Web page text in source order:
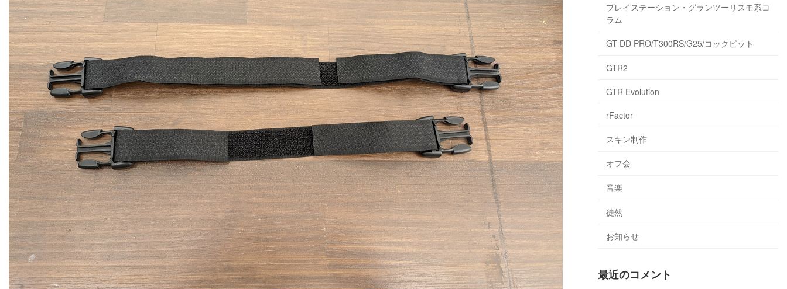
プレイステーション・グランツーリスモ系コ
ラム
GT DD PRO/T300RS/G25/コックピット
GTR2
GTR Evolution
rFactor
スキン制作
オフ会
音楽
徒然
お知らせ
最近のコメント